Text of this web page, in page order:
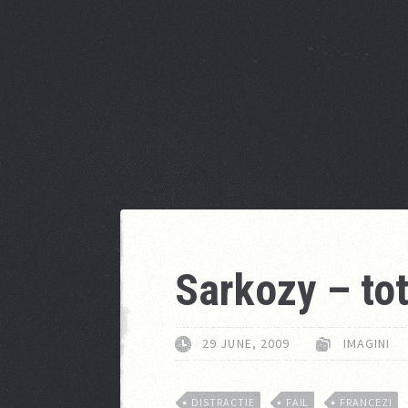
Sarkozy –
29 JUNE, 2009 IMAGINI
DISTRACTIE FAIL FRANCEZI